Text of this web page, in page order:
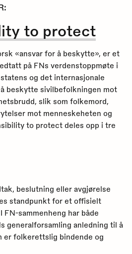
:
to protect
«ansvar for å beskytte», er et
på FNs verdenstoppmøte i
og det internasjonale
beskytte sivilbefolkningen mot
slik som folkemord,
mot menneskeheten og
to protect deles opp i tre
beslutning eller avgjørelse
standpunkt for et offisielt
FN-sammenheng har både
generalforsamling anledning til å
er folkerettslig bindende og